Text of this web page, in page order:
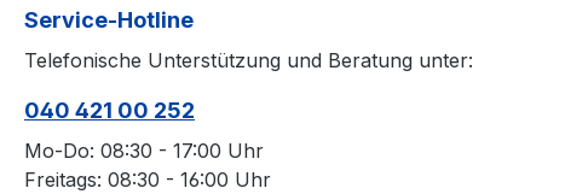
Service-Hotline
Telefonische Unterstützung und Beratung unter:
040 421 00 252
Mo-Do: 08:30 - 17:00 Uhr
Freitags: 08:30 - 16:00 Uhr